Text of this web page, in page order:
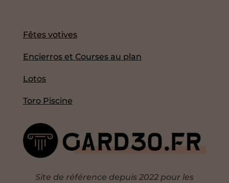
Fêtes votives
Encierros et Courses au plan
Lotos
Toro Piscine
Site de référence depuis 2022 pour les